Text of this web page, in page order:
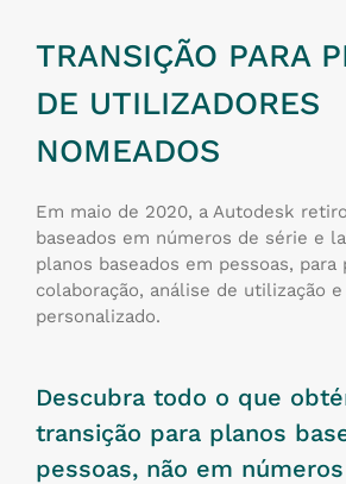
TRANSIÇÃO PARA
DE UTILIZADORES
NOMEADOS
Em maio de 2020, a Autodesk
baseados em números de série e
planos baseados em pessoas,
colaboração, análise de utilização
personalizado.
Descubra todo o que
transição para planos
pessoas, não em